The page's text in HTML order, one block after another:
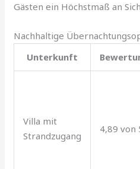
Gästen ein Höchstmaß an
Nachhaltige
Unterkunft
Villa mit
Strandzugang
4,89 von